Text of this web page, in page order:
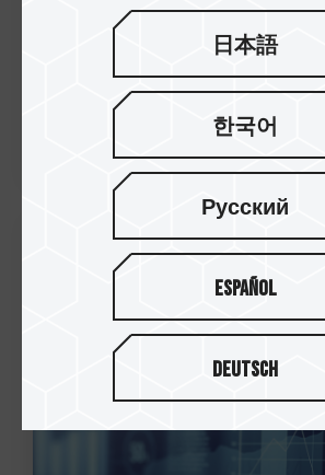
12.Aug.2019
十銓科技持續衝刺電競
營收 34.93 億元 7 月營收
日本語
한국어
Русский
Español
Deutsch